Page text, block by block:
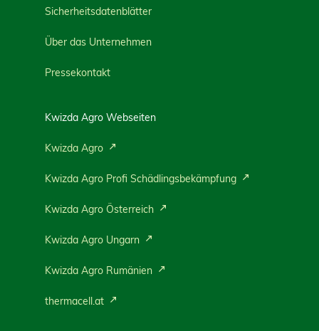
Sicherheitsdatenblätter
Über das Unternehmen
Pressekontakt
Kwizda Agro Webseiten
Kwizda Agro
Kwizda Agro Profi Schädlingsbekämpfung
Kwizda Agro Österreich
Kwizda Agro Ungarn
Kwizda Agro Rumänien
thermacell.at